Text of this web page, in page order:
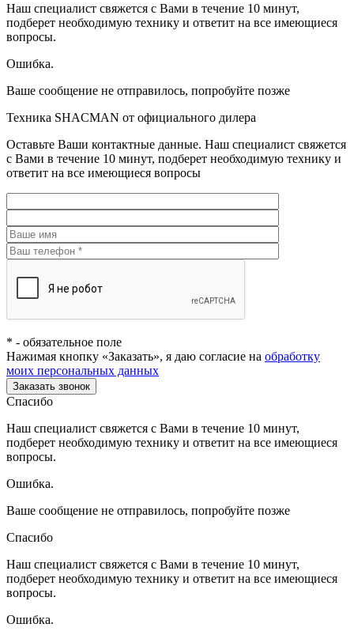
Наш специалист свяжется с Вами в течение 10 минут,
подберет необходимую технику и ответит на все имеющиеся
вопросы.
Ошибка.
Ваше сообщение не отправилось, попробуйте позже
Техника SHACMAN от официального дилера
Оставьте Ваши контактные данные. Наш специалист свяжется
с Вами в течение 10 минут, подберет необходимую технику и
ответит на все имеющиеся вопросы
* - обязательное поле
Нажимая кнопку «Заказать», я даю согласие на обработку
моих персональных данных
Заказать звонок
Спасибо
Наш специалист свяжется с Вами в течение 10 минут,
подберет необходимую технику и ответит на все имеющиеся
вопросы.
Ошибка.
Ваше сообщение не отправилось, попробуйте позже
Спасибо
Наш специалист свяжется с Вами в течение 10 минут,
подберет необходимую технику и ответит на все имеющиеся
вопросы.
Ошибка.